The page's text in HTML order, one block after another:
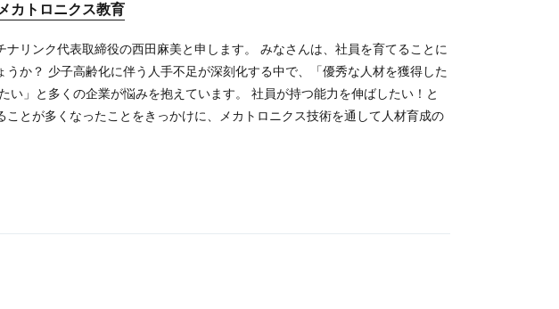
カトロニクス教育
リンク代表取締役の西田麻美と申します。 みなさんは、社員を育てることに
か？ 少子高齢化に伴う人手不足が深刻化する中で、「優秀な人材を獲得した
い」と多くの企業が悩みを抱えています。 社員が持つ能力を伸ばしたい！と
ことが多くなったことをきっかけに、メカトロニクス技術を通して人材育成の